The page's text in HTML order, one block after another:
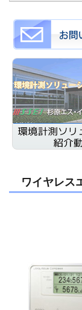
ワイヤレス